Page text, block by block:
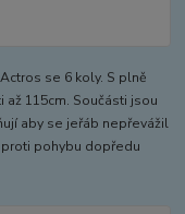
se 6 koly. S plně
115cm. Součásti jsou
aby se jeřáb nepřevážil
pohybu dopředu